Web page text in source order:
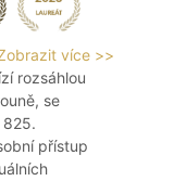
více >>
rozsáhlou
se
825.
přístup